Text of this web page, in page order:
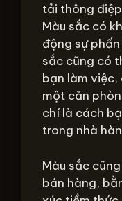
tải thông
Màu sắc có
động sự
sắc cũng có
bạn làm
một căn
chí là cách
trong nhà
Màu sắc
bán hàng,